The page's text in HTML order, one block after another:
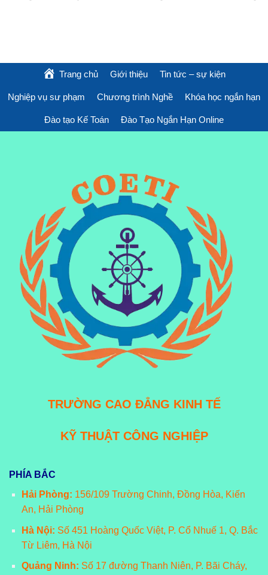
Trang chủ Giới thiệu Tin tức – sự kiện
Nghiệp vụ sư phạm Chương trình Nghề Khóa học ngắn hạn
Đào tạo Kế Toán Đào Tạo Ngắn Hạn Online
TRƯỜNG CAO ĐẲNG KINH TẾ
KỸ THUẬT CÔNG NGHIỆP
PHÍA BẮC
Hải Phòng: 156/109 Trường Chinh, Đồng Hòa, Kiến
An, Hải Phòng
Hà Nội: Số 451 Hoàng Quốc Việt, P. Cổ Nhuế 1, Q. Bắc
Từ Liêm, Hà Nội
Quảng Ninh: Số 17 đường Thanh Niên, P. Bãi Cháy,